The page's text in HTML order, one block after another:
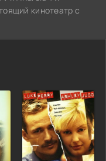
кинотеатр с